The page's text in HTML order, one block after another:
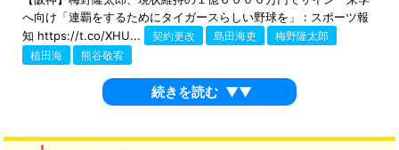
へ向け「連覇をするためにタイガースらしい野球を」 : スポーツ報
知 https://t.co/XHU...
契約更改 島田海吏
梅野隆太郎
植田海
熊谷敬宥
続きを読む ▼▼